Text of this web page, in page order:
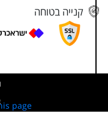
קנייה בטוחה
page